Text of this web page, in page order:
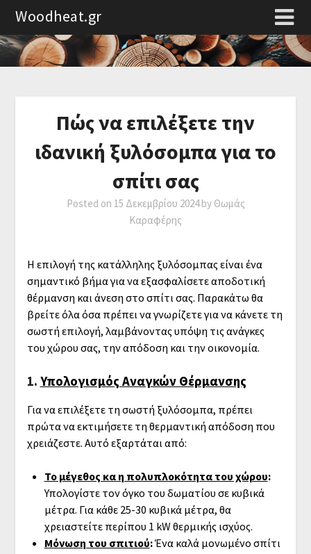
Woodheat.gr
Πώς να επιλέξετε την
ιδανική ξυλόσομπα για το
σπίτι σας
Posted on 15 Δεκεμβρίου 2024by Θωμάς
Καραφέρης
Η επιλογή της κατάλληλης ξυλόσομπας είναι ένα
σημαντικό βήμα για να εξασφαλίσετε αποδοτική
θέρμανση και άνεση στο σπίτι σας. Παρακάτω θα
βρείτε όλα όσα πρέπει να γνωρίζετε για να κάνετε τη
σωστή επιλογή, λαμβάνοντας υπόψη τις ανάγκες
του χώρου σας, την απόδοση και την οικονομία.
1. Υπολογισμός Αναγκών Θέρμανσης
Για να επιλέξετε τη σωστή ξυλόσομπα, πρέπει
πρώτα να εκτιμήσετε τη θερμαντική απόδοση που
χρειάζεστε. Αυτό εξαρτάται από:
Το μέγεθος κα η πολυπλοκότητα του χώρου:
Υπολογίστε τον όγκο του δωματίου σε κυβικά
μέτρα. Για κάθε 25-30 κυβικά μέτρα, θα
χρειαστείτε περίπου 1 kW θερμικής ισχύος.
Μόνωση του σπιτιού:Ένα καλά μονωμένο σπίτι